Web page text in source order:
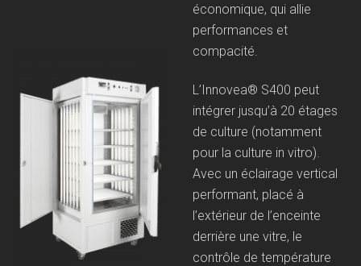
économique, qui allie
performances et
compacité.
L’Innovea® S400 peut
intégrer jusqu’à 20 étages
de culture (notamment
pour la culture in vitro).
Avec un éclairage vertical
performant, placé à
l’extérieur de l’enceinte
derrière une vitre, le
contrôle de température